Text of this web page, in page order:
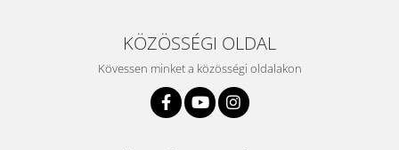
KÖZÖSSÉGI OLDAL
Kövessen minket a közösségi oldalakon